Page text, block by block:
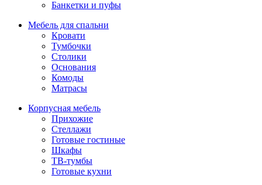
Банкетки и пуфы
Мебель для спальни
Кровати
Тумбочки
Столики
Основания
Комоды
Матрасы
Корпусная мебель
Прихожие
Стеллажи
Готовые гостиные
Шкафы
ТВ-тумбы
Готовые кухни